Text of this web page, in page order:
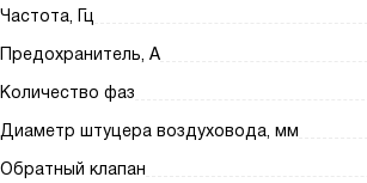
Частота, Гц
Предохранитель, А
Количество фаз
Диаметр штуцера воздуховода, мм
Обратный клапан